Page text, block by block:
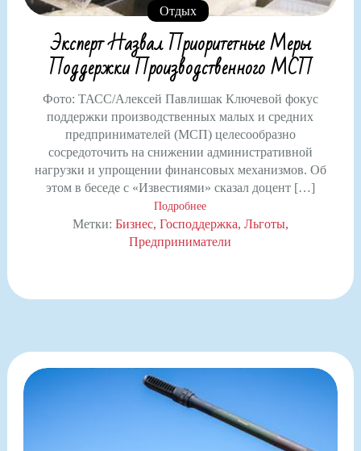
Отдых
Эксперт Назвал Приоритетные Меры
Поддержки Производственного МСП
Фото: ТАСС/Алексей Павлишак Ключевой фокус
поддержки производственных малых и средних
предпринимателей (МСП) целесообразно
сосредоточить на снижении административной
нагрузки и упрощении финансовых механизмов. Об
этом в беседе с «Известиями» сказал доцент […]
Подробнее
Метки: Бизнес Господдержка Льготы
Предприниматели